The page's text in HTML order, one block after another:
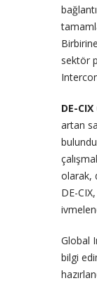
sektör
DE-
artan
olarak,
DE-
Global
bilgi